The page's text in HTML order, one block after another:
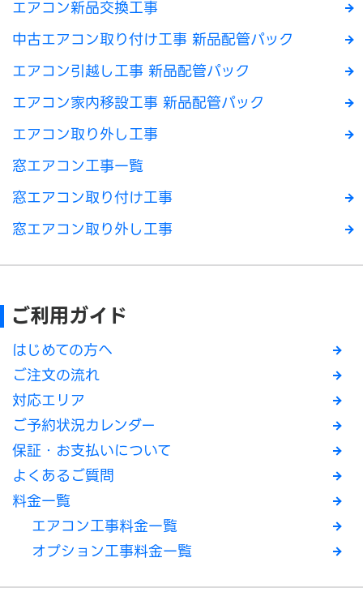
エアコン新品交換工事
中古エアコン取り付け工事 新品配管パック
エアコン引越し工事 新品配管パック
エアコン家内移設工事 新品配管パック
エアコン取り外し工事
窓エアコン工事一覧
窓エアコン取り付け工事
窓エアコン取り外し工事
ご利用ガイド
はじめての方へ
ご注文の流れ
対応エリア
ご予約状況カレンダー
保証・お支払いについて
よくあるご質問
料金一覧
エアコン工事料金一覧
オプション工事料金一覧